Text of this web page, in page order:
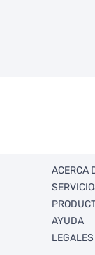
ACERCA
Quienes
Trabaja
RSE
FullXtra
Ventas
Ahorro
AYUDA
Politica
LEGALES